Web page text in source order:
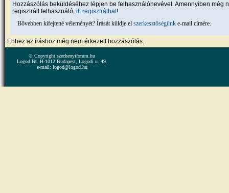
Hozzászólás beküldéséhez lépjen be felhasználónevével. Amennyiben még
regisztrált felhasználó,itt regisztrálhat!
Bővebben kifejtené véleményét? Írását küldje elszerkesztőségünk e-mail címére.
Ehhez az íráshoz még nem érkezett hozzászólás.
© Copyright szechenyiforum.hu
Logod Bt. H-1012 Budapest, Logodi u. 49.
e-mail: logod@logod.hu